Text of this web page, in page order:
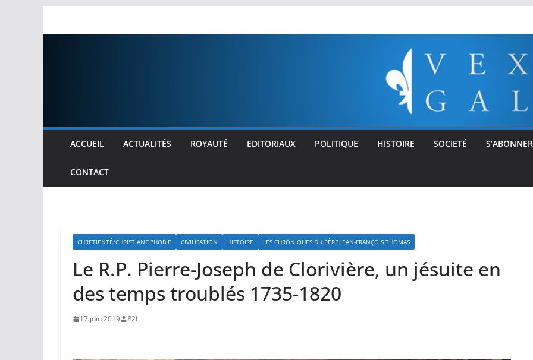
ACCUEIL ACTUALITÉS ROYAUTÉ EDITORIAUX POLITIQUE HISTOIRE SOCIETÉ
CONTACT
CHRETIENTÉ/CHRISTIANOPHOBIE CIVILISATION HISTOIRE LES CHRONIQUES DU PÈRE JEAN-FRANÇOIS THOMAS
Le R.P. Pierre-Joseph de Clorivière, un jésuite en
des temps troublés 1735-1820
17 juin 2019 P2L